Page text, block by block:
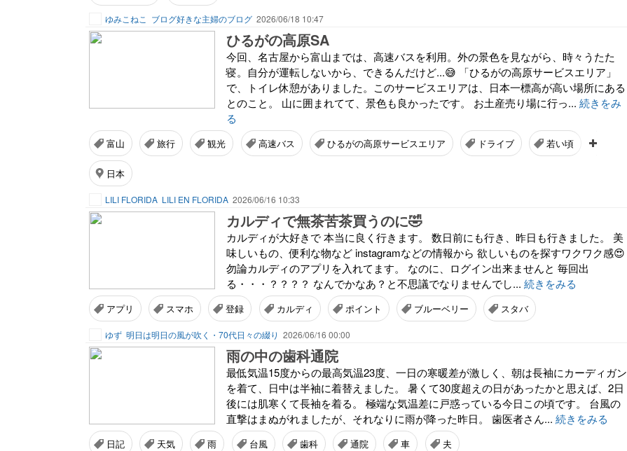
ゆみこねこ ブログ好きな主婦のブログ 2026/06/18 10:47
ひるがの高原SA
今回、名古屋から富山までは、高速バスを利用。外の景色を見ながら、時々うたた
寝。自分が運転しないから、できるんだけど...😅 「ひるがの高原サービスエリア」
で、トイレ休憩がありました。このサービスエリアは、日本一標高が高い場所にある
とのこと。 山に囲まれてて、景色も良かったです。 お土産売り場に行っ... 続きをみ
る
富山 旅行 観光 高速バス ひるがの高原サービスエリア ドライブ 若い頃
日本
LILI FLORIDA LILI EN FLORIDA 2026/06/16 10:33
カルディで無茶苦茶買うのに🤣
カルディが大好きで 本当に良く行きます。 数日前にも行き、昨日も行きました。 美
味しいもの、便利な物など instagramなどの情報から 欲しいものを探すワクワク感😍
勿論カルディのアプリを入れてます。 なのに、ログイン出来ませんと 毎回出
る・・・？？？？ なんでかなあ？と不思議でなりませんでし... 続きをみる
アプリ スマホ 登録 カルディ ポイント ブルーベリー スタバ
ゆず 明日は明日の風が吹く・70代日々の綴り 2026/06/16 00:00
雨の中の歯科通院
最低気温15度からの最高気温23度、一日の寒暖差が激しく、朝は長袖にカーディガン
を着て、日中は半袖に着替えました。 暑くて30度超えの日があったかと思えば、2日
後には肌寒くて長袖を着る。 極端な気温差に戸惑っている今日この頃です。 台風の
直撃はまぬがれましたが、それなりに雨が降った昨日。 歯医者さん... 続きをみる
日記 天気 雨 台風 歯科 通院 車 夫